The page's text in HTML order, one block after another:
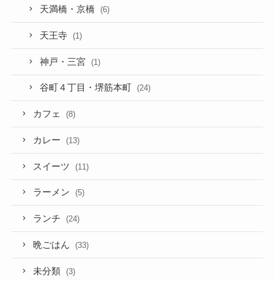
天満橋・京橋 (6)
天王寺 (1)
神戸・三宮 (1)
谷町４丁目・堺筋本町 (24)
カフェ (8)
カレー (13)
スイーツ (11)
ラーメン (5)
ランチ (24)
晩ごはん (33)
未分類 (3)